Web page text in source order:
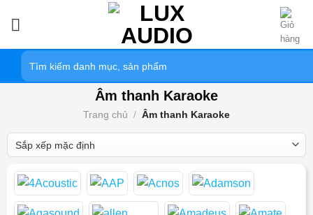
Tìm
kiếm:
Âm thanh Karaoke
Trang chủ / Âm thanh Karaoke